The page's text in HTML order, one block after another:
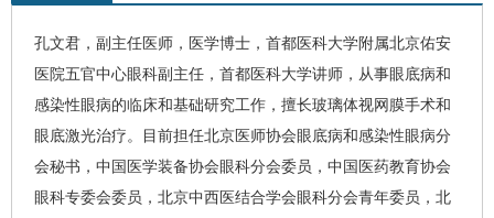
孔文君 ，副主任医师，医学博士，首都医科大学附属北京佑安
医院五官中心眼科副主任，首都医科大学讲师，从事眼底病和
感染性眼病的临床和基础研究工作，擅长玻璃体视网膜手术和
眼底激光治疗。目前担任北京医师协会眼底病和感染性眼病分
会秘书，中国医学装备协会眼科分会委员，中国医药教育协会
眼科专委会委员，北京中西医结合学会眼科分会青年委员，北